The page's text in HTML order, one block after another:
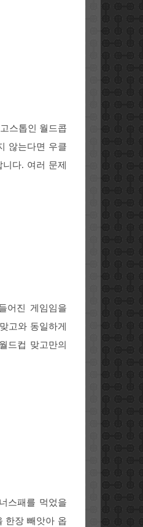
스톱인 월드콥
않는다면 우클
다. 여러 문제
어진 게임임을
고와 동일하게
드컵 맞고만의
스패를 먹었을
한장 빼앗아 옵